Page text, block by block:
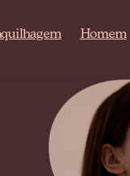
Homem